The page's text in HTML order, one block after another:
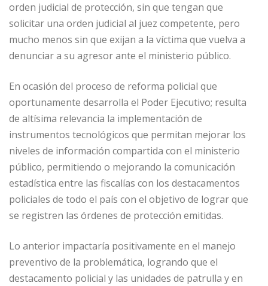
orden judicial de protección, sin que tengan que
solicitar una orden judicial al juez competente, pero
mucho menos sin que exijan a la víctima que vuelva a
denunciar a su agresor ante el ministerio público.
En ocasión del proceso de reforma policial que
oportunamente desarrolla el Poder Ejecutivo; resulta
de altísima relevancia la implementación de
instrumentos tecnológicos que permitan mejorar los
niveles de información compartida con el ministerio
público, permitiendo o mejorando la comunicación
estadística entre las fiscalías con los destacamentos
policiales de todo el país con el objetivo de lograr que
se registren las órdenes de protección emitidas.
Lo anterior impactaría positivamente en el manejo
preventivo de la problemática, logrando que el
destacamento policial y las unidades de patrulla y en